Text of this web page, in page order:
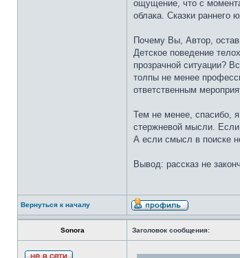
ощущение, что с
облака. Сказки раннего
Почему Вы, Автор,
Детское поведение
прозрачной ситуации?
толпы не менее
ответственным
Тем не менее, спасибо, я
стержневой мысли. Если
А если смысл в поиске
Вывод: рассказ не
Вернуться к началу
Sonora Заголовок сообщения: